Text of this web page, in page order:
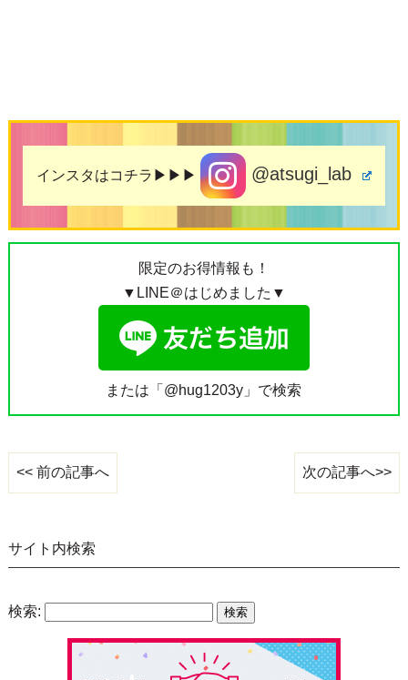
インスタはコチラ▶▶▶ @atsugi_lab
限定のお得情報も！
▼LINE＠はじめました▼
または「@hug1203y」で検索
<< 前の記事へ 次の記事へ>>
サイト内検索
検索: